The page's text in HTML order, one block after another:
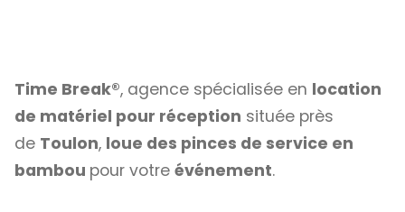
Time Break®, agence spécialisée en location
de matériel pour réception située près
de Toulon, loue des pinces de service en
bambou pour votre événement.